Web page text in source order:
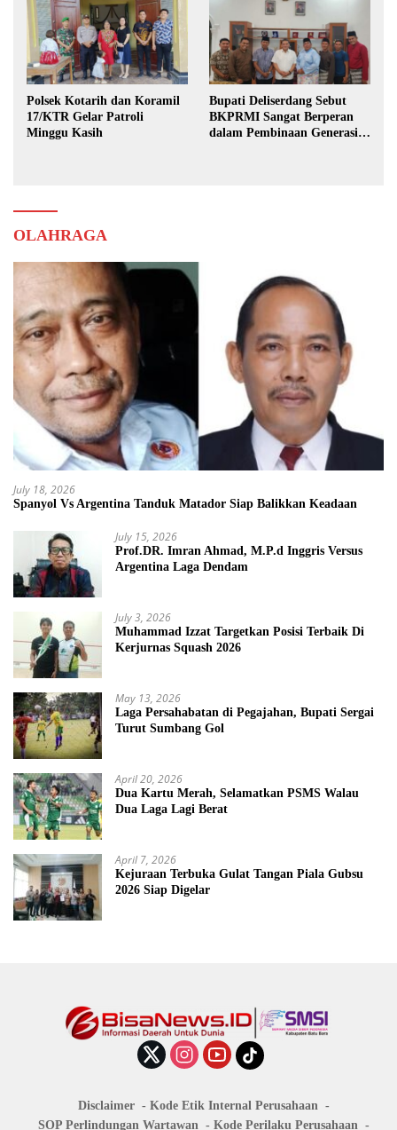
Polsek Kotarih dan Koramil
17/KTR Gelar Patroli
Minggu Kasih
Bupati Deliserdang Sebut
BKPRMI Sangat Berperan
dalam Pembinaan Generasi
OLAHRAGA
July 18, 2026
Spanyol Vs Argentina Tanduk Matador Siap Balikkan Keadaan
July 15, 2026
Prof.DR. Imran Ahmad, M.P.d Inggris Versus
Argentina Laga Dendam
July 3, 2026
Muhammad Izzat Targetkan Posisi Terbaik Di
Kerjurnas Squash 2026
May 13, 2026
Laga Persahabatan di Pegajahan, Bupati Sergai
Turut Sumbang Gol
April 20, 2026
Dua Kartu Merah, Selamatkan PSMS Walau
Dua Laga Lagi Berat
April 7, 2026
Kejuraan Terbuka Gulat Tangan Piala Gubsu
2026 Siap Digelar
Disclaimer
Kode Etik Internal Perusahaan
SOP Perlindungan Wartawan
Kode Perilaku Perusahaan